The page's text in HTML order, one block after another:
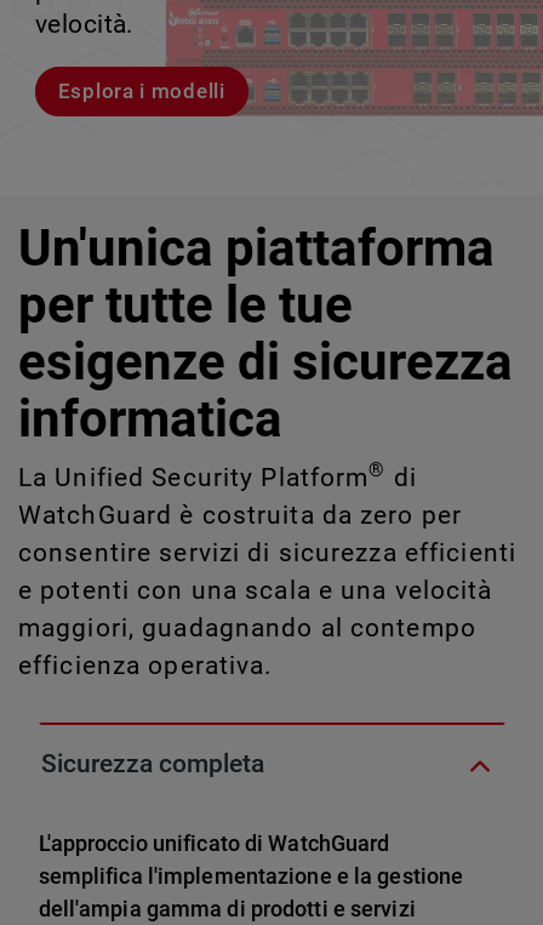
velocità.
Esplora i modelli
rischi legati a Shadow AI e Shadow IT
impossibili da rilevare o gestire
manualmente su larga scala.
tuo team può crescere senza perdere il
Scopri Rai
scalabile.
Scopri WatchGuard EDR
Un'unica piattaforma
per tutte le tue
esigenze di sicurezza
informatica
La Unified Security Platform® di
WatchGuard è costruita da zero per
consentire servizi di sicurezza efficienti
e potenti con una scala e una velocità
maggiori, guadagnando al contempo
efficienza operativa.
Sicurezza completa
L'approccio unificato di WatchGuard
semplifica l'implementazione e la gestione
dell'ampia gamma di prodotti e servizi